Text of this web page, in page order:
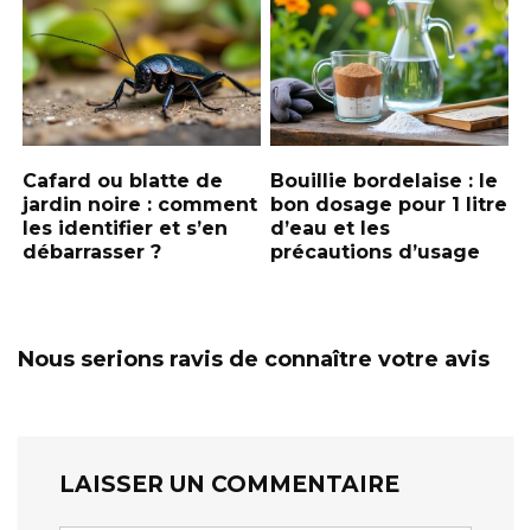
Cafard ou blatte de
jardin noire : comment
les identifier et s’en
débarrasser ?
Bouillie bordelaise : le
bon dosage pour 1 litre
d’eau et les
précautions d’usage
Nous serions ravis de connaître votre avis
LAISSER UN COMMENTAIRE